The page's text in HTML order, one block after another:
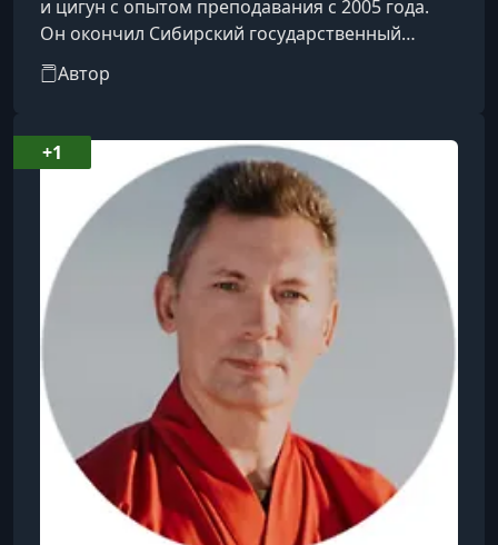
и цигун с опытом преподавания с 2005 года.
Он окончил Сибирский государственный
университет физической культуры и спорта и
прошёл дополнительное обучение в
получил сертификат Европейской федерации
йоги. Станислав специализируется на
проведении групповых и индивидуальных
занятий по хатха-йоге и цигун, помогая своим
ученикам снять напряжение, улучшить сон и
повысить
Автор
+1